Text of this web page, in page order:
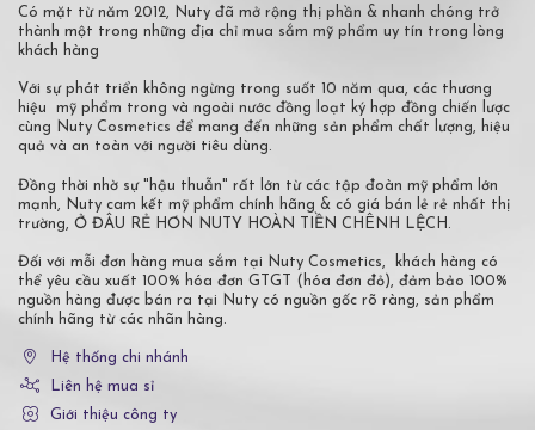
Có mặt từ năm 2012, Nuty đã mở rộng thị phần & nhanh chóng trở
thành một trong những địa chỉ mua sắm mỹ phẩm uy tín trong lòng
khách hàng
Với sự phát triển không ngừng trong suốt 10 năm qua, các thương
hiệu mỹ phẩm trong và ngoài nước đồng loạt ký hợp đồng chiến lược
cùng Nuty Cosmetics để mang đến những sản phẩm chất lượng, hiệu
quả và an toàn với người tiêu dùng.
Đồng thời nhờ sự "hậu thuẫn" rất lớn từ các tập đoàn mỹ phẩm lớn
mạnh, Nuty cam kết mỹ phẩm chính hãng & có giá bán lẻ rẻ nhất thị
trường, Ở ĐÂU RẺ HƠN NUTY HOÀN TIỀN CHÊNH LỆCH.
Đối với mỗi đơn hàng mua sắm tại Nuty Cosmetics, khách hàng có
thể yêu cầu xuất 100% hóa đơn GTGT (hóa đơn đỏ), đảm bảo 100%
nguồn hàng được bán ra tại Nuty có nguồn gốc rõ ràng, sản phẩm
chính hãng từ các nhãn hàng.
Hệ thống chi nhánh
Liên hệ mua sỉ
Giới thiệu công ty